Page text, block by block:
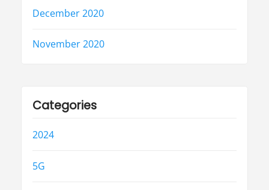
December 2020
November 2020
Categories
2024
5G